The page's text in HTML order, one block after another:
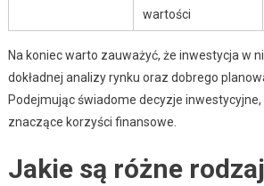
wartości
Na koniec warto zauważyć, że inwestycja w
dokładnej analizy rynku oraz dobrego
Podejmując świadome decyzje
znaczące korzyści finansowe.
Jakie są różne